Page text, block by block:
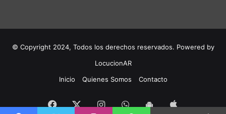
© Copyright 2024, Todos los derechos reservados. Powered by
LocucionAR
Inicio
Quienes Somos Contacto
Facebook
TwitterInstagramWhatsapp
App